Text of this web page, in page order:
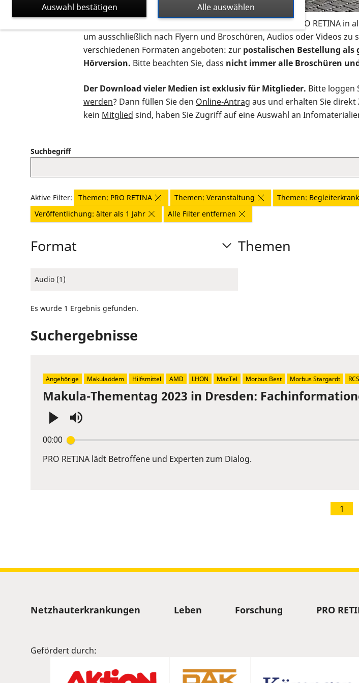
Auf dieser Seite finden Sie sämtliches Infomaterial der PRO RETINA
um ausschließlich nach Flyern und Broschüren, Audios oder Videos
verschiedenen Formaten angeboten: zur postalischen Bestellung als
Hörversion. Bitte beachten Sie, dass nicht immer alle Broschüren
Der Download vieler Medien ist exklusiv für Mitglieder. Bitte loggen
werden? Dann füllen Sie den Online-Antrag aus und erhalten Sie
kein Mitglied sind, haben Sie Zugriff auf eine Auswahl an
Suchbegriff
Aktive Filter: Themen: PRO RETINA Themen: Veranstaltung Themen:
Veröffentlichung: älter als 1 Jahr
Alle Filter entfernen
Format
Audio (1)
Themen
Es wurde 1 Ergebnis gefunden.
Suchergebnisse
Makula-Thementag 2023 in Dresden:
00:00
Enter
or
PRO RETINA lädt Betroffene und Experten zum Dialog.
Angehörige Makulaödem Hilfsmittel AMD LHON MacTel Morbus Best Morbus Stargardt
1
Sitemap
Netzhauterkrankungen Leben Forschung PRO
Gefördert durch:
Alle auswählen
Auswahl bestätigen